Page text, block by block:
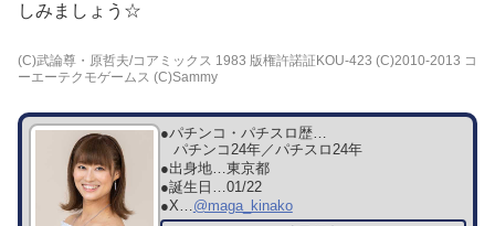
しみましょう☆
(C)武論尊・原哲夫/コアミックス 1983 版権許諾証KOU-423 (C)2010-2013 コ
ーエーテクモゲームス (C)Sammy
●パチンコ・パチスロ歴…
パチンコ24年／パチスロ24年
●出身地…東京都
●誕生日…01/22
●X…@maga_kinako